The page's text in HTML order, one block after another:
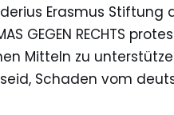
Erasmus Stiftung
GEGEN RECHTS
Mitteln zu
Schaden vom